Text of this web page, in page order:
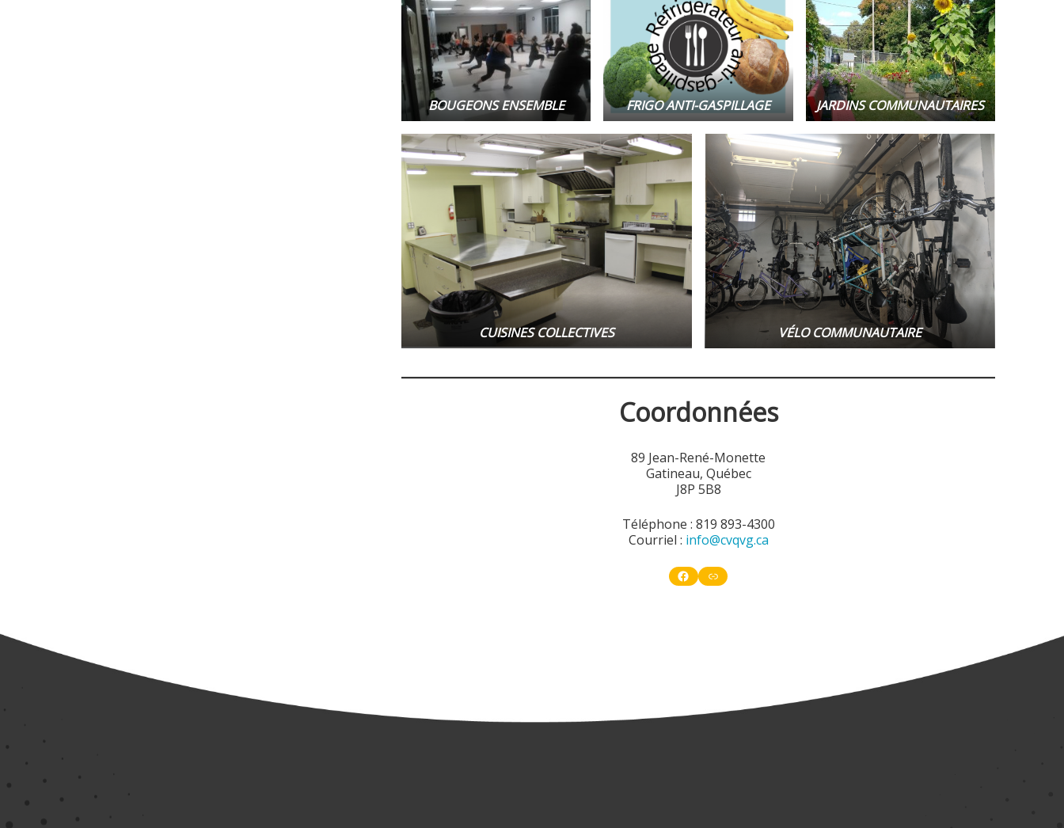
BOUGEONS ENSEMBLE FRIGO ANTI-GASPILLAGE JARDINS COMMUNAUTAIRES
CUISINES COLLECTIVES VÉLO COMMUNAUTAIRE
Coordonnées
89 Jean-René-Monette
Gatineau, Québec
J8P 5B8
Téléphone : 819 893-4300
Courriel : info@cvqvg.ca
Facebook
Link